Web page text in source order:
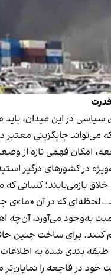
سیاسی در این میدان،
می‌تواند جایگزینی
امکان فهمی تازه
در کشورهای درگیر
بازمی‌یابند؛ کسانی
که در آن
به‌وجود می‌آورد،
برای ساخت چنین
بندی شده به اطلاعات
در فاجعه را نمایان‌تر